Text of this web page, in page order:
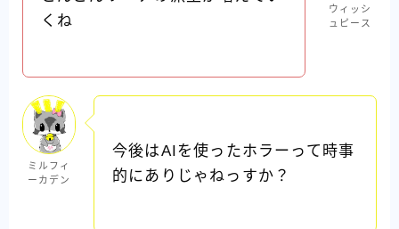
くね
ウィッシ
ュピース
ミルフィ
ーカデン
今後はAIを使ったホラーって時事
的にありじゃねっすか？